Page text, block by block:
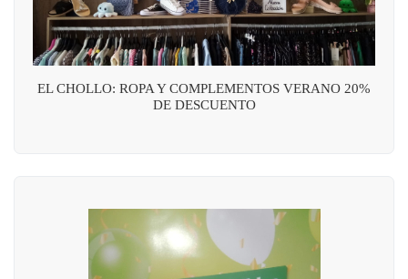
EL CHOLLO: ROPA Y COMPLEMENTOS VERANO 20%
DE DESCUENTO